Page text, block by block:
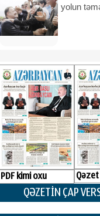
yolun
PDF kimi oxu
QƏZETİN ÇAP